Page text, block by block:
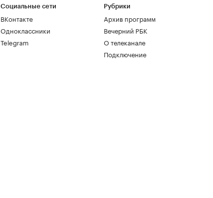
Социальные сети
ВКонтакте
Одноклассники
Telegram
Рубрики
Архив программ
Вечерний РБК
О телеканале
Подключение